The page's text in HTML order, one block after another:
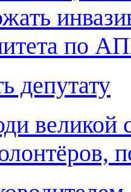
по
депутату
великой